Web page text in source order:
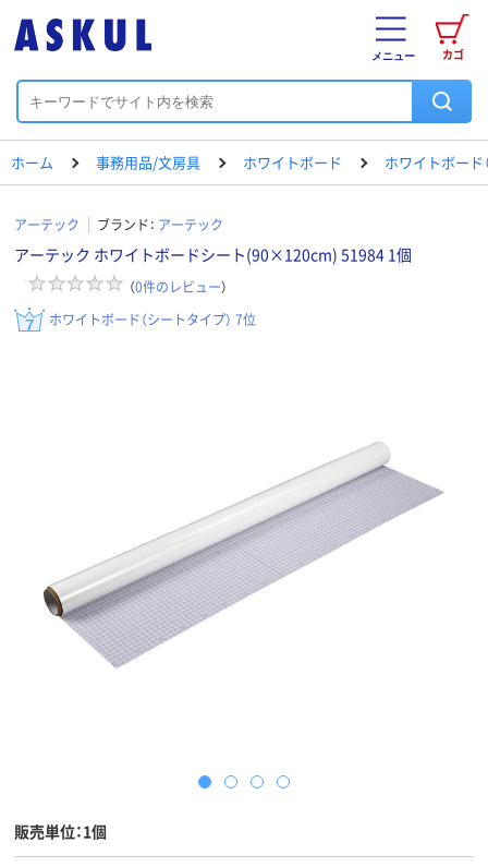
カゴ
メニュー
ホーム 事務用品/文房具 ホワイトボード ホワイトボード
アーテック ブランド： アーテック
アーテック ホワイトボードシート(90×120cm) 51984 1個
（0件のレビュー）
ホワイトボード（シートタイプ） 7位
販売単位：1個